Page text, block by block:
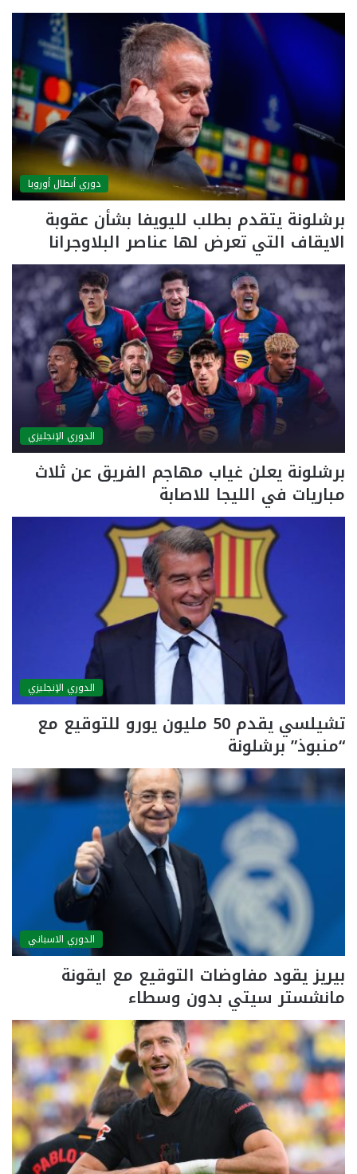
دوري أبطال أوروبا
برشلونة يتقدم بطلب لليويفا بشأن عقوبة
الايقاف التي تعرض لها عناصر البلاوجرانا
الدوري الإنجليزي
برشلونة يعلن غياب مهاجم الفريق عن ثلاث
مباريات في الليجا للاصابة
الدوري الإنجليزي
تشيلسي يقدم 50 مليون يورو للتوقيع مع
“منبوذ” برشلونة
الدوري الاسباني
بيريز يقود مفاوضات التوقيع مع ايقونة
مانشستر سيتي بدون وسطاء